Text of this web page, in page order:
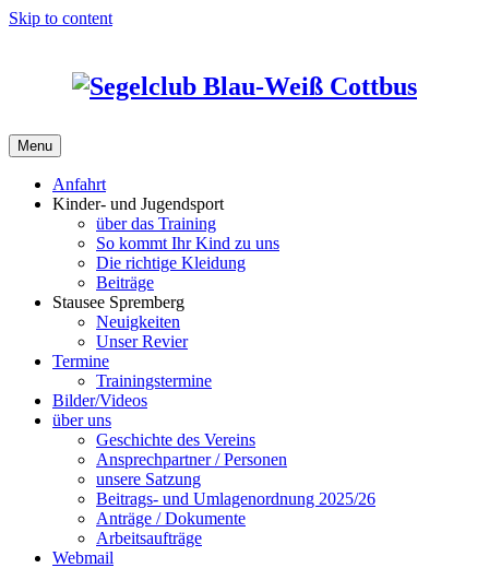
Skip to content
Menu
Anfahrt
Kinder- und Jugendsport
über das Training
So kommt Ihr Kind zu uns
Die richtige Kleidung
Beiträge
Stausee Spremberg
Neuigkeiten
Unser Revier
Termine
Trainingstermine
Bilder/Videos
über uns
Geschichte des Vereins
Ansprechpartner / Personen
unsere Satzung
Beitrags- und Umlagenordnung 2025/26
Anträge / Dokumente
Arbeitsaufträge
Webmail